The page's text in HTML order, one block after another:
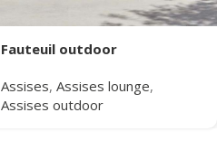
Fauteuil outdoor
Assises,Assises lounge,
Assises outdoor